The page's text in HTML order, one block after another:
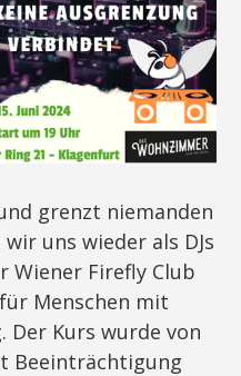
grenzt niemanden
uns wieder als DJs
Wiener Firefly Club
Menschen mit
Der Kurs wurde von
Beeinträchtigung